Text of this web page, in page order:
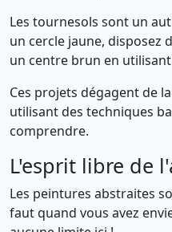
Les tournesols sont un
un cercle jaune, disposez
un centre brun en
Ces projets dégagent de
utilisant des techniques
comprendre.
L'esprit libre de
Les peintures abstraites
faut quand vous avez